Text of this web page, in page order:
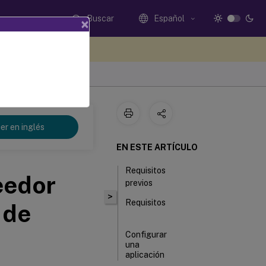
Buscar Español
en inglés
>
EN ESTE ARTÍCULO
Requisitos
previos
Requisitos
Configurar
una
aplicación
×